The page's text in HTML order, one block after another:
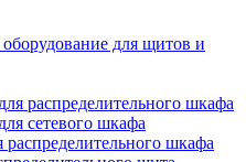
для щитов и
распределительного шкафа
сетевого шкафа
шкафа